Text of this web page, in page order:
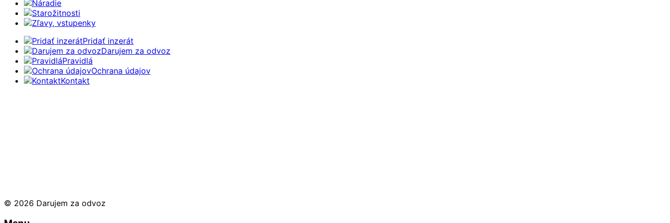
Náradie
Starožitnosti
Zľavy, vstupenky
Pridať inzerát
Darujem za odvoz
Pravidlá
Ochrana údajov
Kontakt
© 2026 Darujem za odvoz